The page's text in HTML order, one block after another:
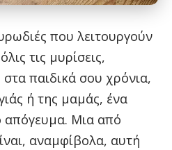
που λειτουργούν
τις μυρίσεις,
παιδικά σου χρόνια,
ή της μαμάς, ένα
απόγευμα. Μια από
αναμφίβολα, αυτή